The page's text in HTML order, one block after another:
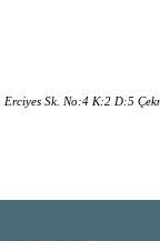
Erciyes Sk. No:4 K:2 D:5